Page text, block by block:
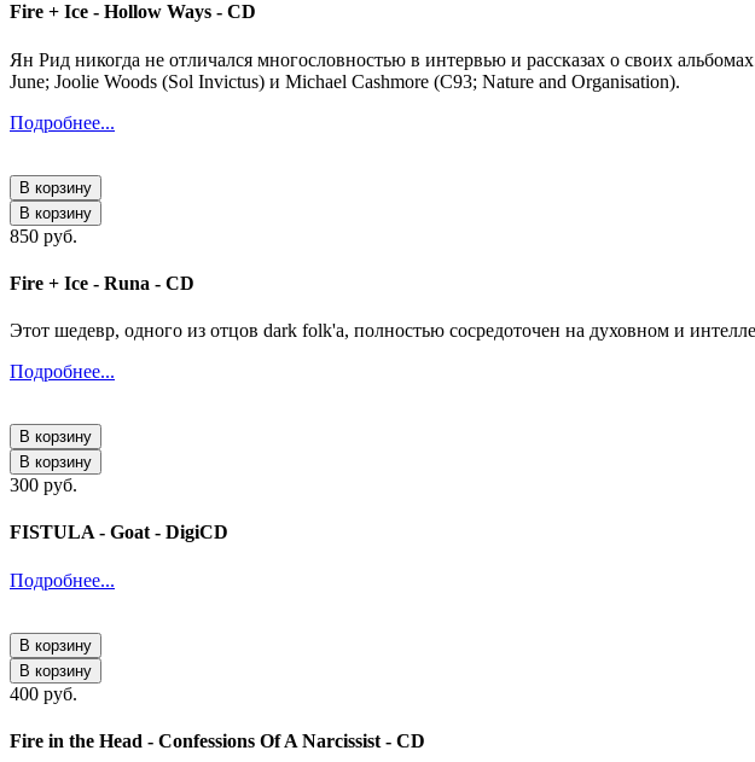
Fire + Ice - Hollow Ways - CD
Ян Рид никогда не отличался многословностью в интервью и рассказах о своих
June; Joolie Woods (Sol Invictus) и Michael Cashmore (C93; Nature and Organisation).
Подробнее...
В корзину
В корзину
850 руб.
Fire + Ice - Runa - CD
Этот шедевр, одного из отцов dark folk'а, полностью сосредоточен на духовном и
Подробнее...
В корзину
В корзину
300 руб.
FISTULA - Goat - DigiCD
Подробнее...
В корзину
В корзину
400 руб.
Fire in the Head - Confessions Of A Narcissist - CD